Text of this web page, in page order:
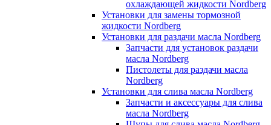
охлаждающей жидкости Nordberg
Установки для замены тормозной
жидкости Nordberg
Установки для раздачи масла Nordberg
Запчасти для установок раздачи
масла Nordberg
Пистолеты для раздачи масла
Nordberg
Установки для слива масла Nordberg
Запчасти и аксессуары для слива
масла Nordberg